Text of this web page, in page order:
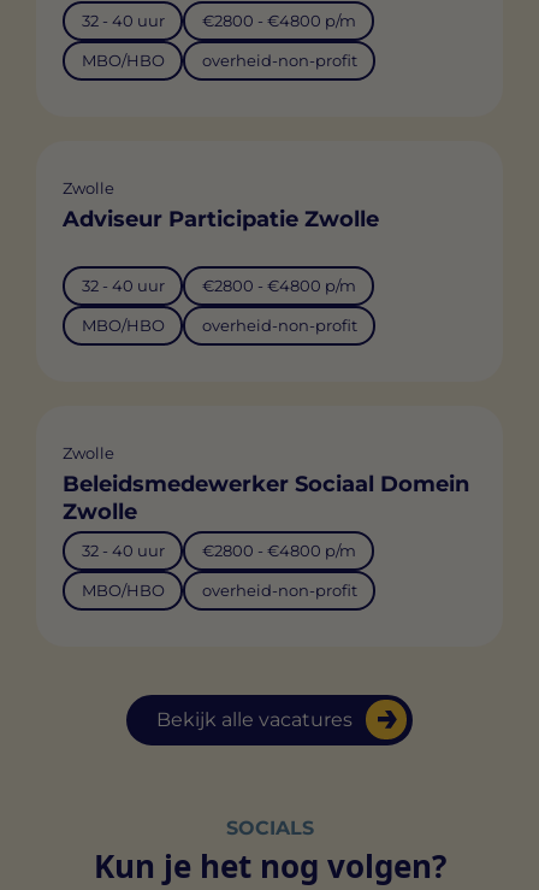
Bekijk alle vacatures
32 - 40 uur €2800 - €4800 p/m
MBO/HBO overheid-non-profit
Zwolle
Adviseur Participatie Zwolle
32 - 40 uur €2800 - €4800 p/m
MBO/HBO overheid-non-profit
Zwolle
Beleidsmedewerker Sociaal Domein
Zwolle
32 - 40 uur €2800 - €4800 p/m
MBO/HBO overheid-non-profit
SOCIALS
Kun je het nog volgen?